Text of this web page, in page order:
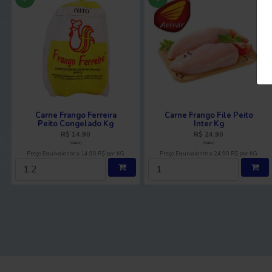
Carne Frango Ferreira
Peito Congelado Kg
R$ 14,90
(Quilo)
Preço Equivalente a 14,90 R$ por KG
Carne Frango File Peito
Inter Kg
R$ 24,90
(Quilo)
Preço Equivalente a 24,90 R$ por KG